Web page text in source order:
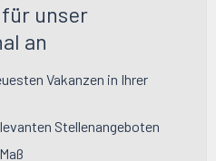
unser
an
Vakanzen in Ihrer
Stellenangeboten